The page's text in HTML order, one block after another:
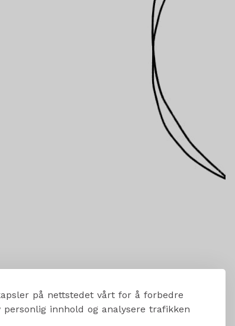
på nettstedet vårt for å forbedre
innhold og analysere trafikken